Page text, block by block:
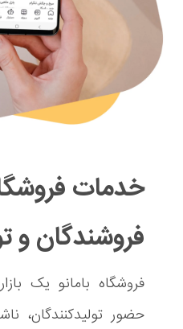
خدمات
فروشندگان و
فروشگاه بامانو یک
حضور تولیدکنندگان،